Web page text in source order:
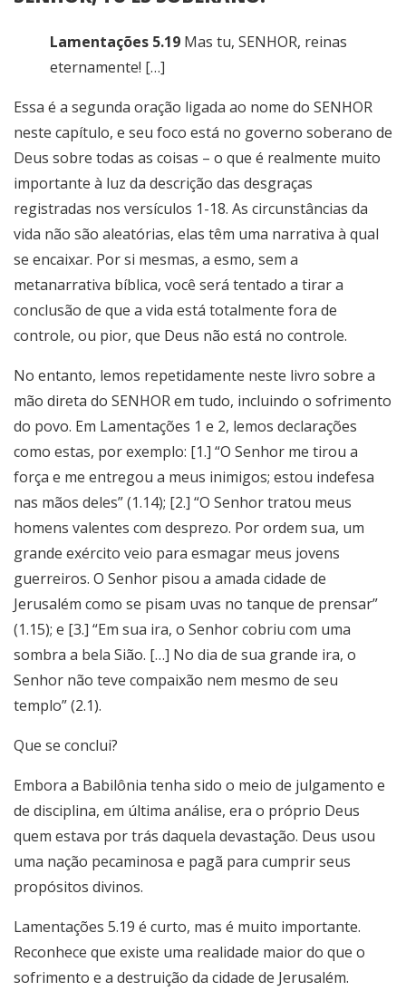
Lamentações 5.19 Mas tu, SENHOR, reinas
eternamente! […]
Essa é a segunda oração ligada ao nome do SENHOR
neste capítulo, e seu foco está no governo soberano de
Deus sobre todas as coisas – o que é realmente muito
importante à luz da descrição das desgraças
registradas nos versículos 1-18. As circunstâncias da
vida não são aleatórias, elas têm uma narrativa à qual
se encaixar. Por si mesmas, a esmo, sem a
metanarrativa bíblica, você será tentado a tirar a
conclusão de que a vida está totalmente fora de
controle, ou pior, que Deus não está no controle.
No entanto, lemos repetidamente neste livro sobre a
mão direta do SENHOR em tudo, incluindo o sofrimento
do povo. Em Lamentações 1 e 2, lemos declarações
como estas, por exemplo: [1.] “O Senhor me tirou a
força e me entregou a meus inimigos; estou indefesa
nas mãos deles” (1.14); [2.] “O Senhor tratou meus
homens valentes com desprezo. Por ordem sua, um
grande exército veio para esmagar meus jovens
guerreiros. O Senhor pisou a amada cidade de
Jerusalém como se pisam uvas no tanque de prensar”
(1.15); e [3.] “Em sua ira, o Senhor cobriu com uma
sombra a bela Sião. […] No dia de sua grande ira, o
Senhor não teve compaixão nem mesmo de seu
templo” (2.1).
Que se conclui?
Embora a Babilônia tenha sido o meio de julgamento e
de disciplina, em última análise, era o próprio Deus
quem estava por trás daquela devastação. Deus usou
uma nação pecaminosa e pagã para cumprir seus
propósitos divinos.
Lamentações 5.19 é curto, mas é muito importante.
Reconhece que existe uma realidade maior do que o
sofrimento e a destruição da cidade de Jerusalém.